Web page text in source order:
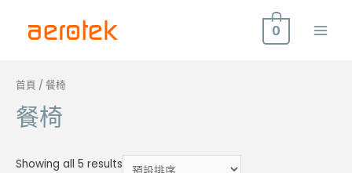
0
首頁 / 餐椅
餐椅
Showing all 5 results